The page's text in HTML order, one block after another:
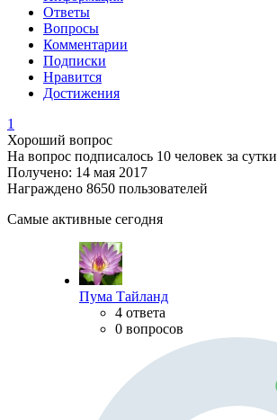
Ответы
Вопросы
Комментарии
Подписки
Нравится
Достижения
1
Хороший вопрос
На вопрос подписалось 10 человек за сутки
Получено: 14 мая 2017
Награждено 8650 пользователей
Самые активные сегодня
Пума Тайланд
4 ответа
0 вопросов